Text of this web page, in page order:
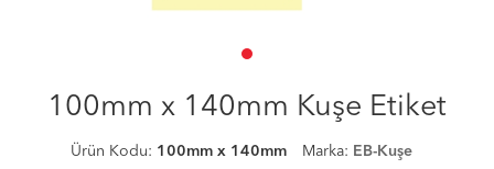
100mm x 140mm Kuşe Etiket
Ürün Kodu: 100mm x 140mm Marka: EB-Kuşe